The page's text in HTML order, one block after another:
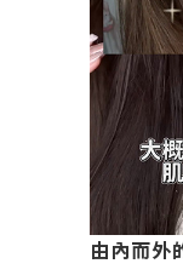
由內而外